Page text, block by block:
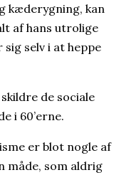
kæderygning, kan
af hans utrolige
selv i at heppe
de sociale
i 60’erne.
er blot nogle af
måde, som aldrig